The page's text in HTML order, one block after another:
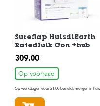
Sureflap HuisdiEarth
Ratedluik Con +hub
309,00
Op voorraad
Op werkdagen voor 21:00 besteld, morgen in huis